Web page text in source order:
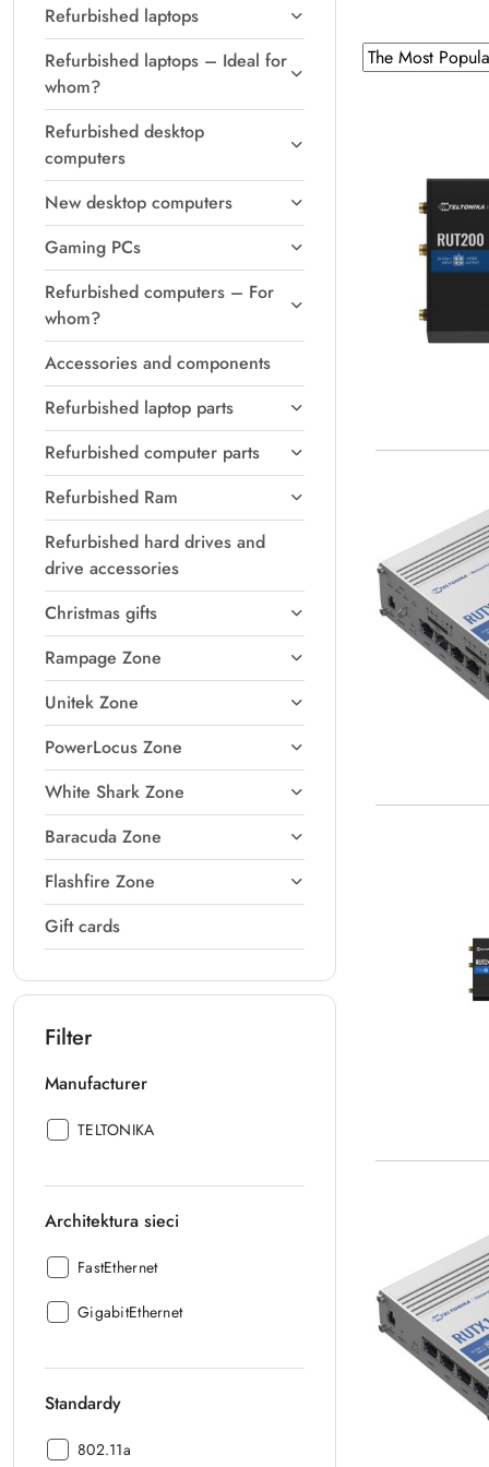
Refurbished laptops
Refurbished laptops – Ideal for
whom?
Refurbished desktop
computers
New desktop computers
Gaming PCs
Refurbished computers – For
whom?
Accessories and components
Refurbished laptop parts
Refurbished computer parts
Refurbished Ram
Refurbished hard drives and
drive accessories
Christmas gifts
Rampage Zone
Unitek Zone
PowerLocus Zone
White Shark Zone
Baracuda Zone
Flashfire Zone
Gift cards
Filter
Manufacturer
Manufacturer
TELTONIKA
Architektura sieci
Architektura
FastEthernet
Architektura
GigabitEthernet
Standardy
Standardy:
802.11a
Sorting
applied:
Sort
by